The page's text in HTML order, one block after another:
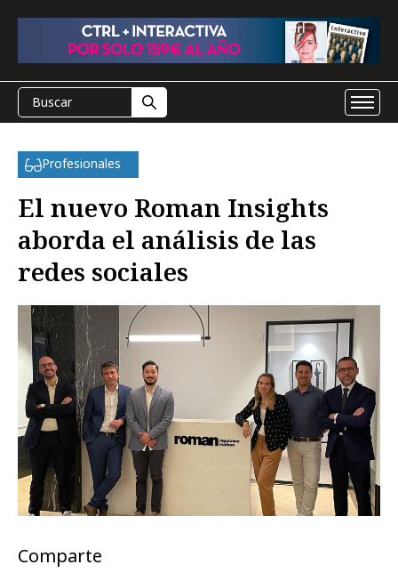
Profesionales
El nuevo Roman Insights
aborda el análisis de las
redes sociales
Comparte